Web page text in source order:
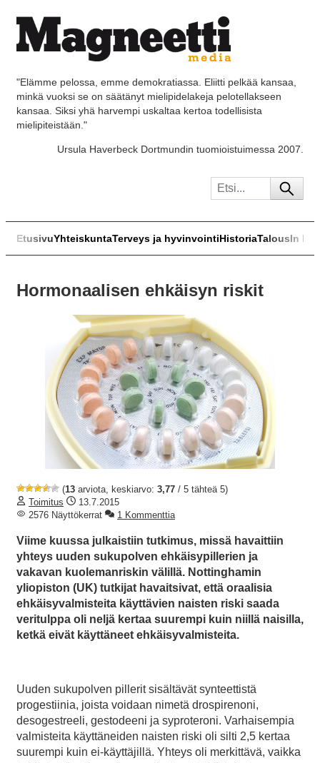
"Elämme pelossa, emme demokratiassa. Eliitti pelkää kansaa,
minkä vuoksi se on säätänyt mielipidelakeja pelotellakseen
kansaa. Siksi yhä harvempi uskaltaa kertoa todellisista
mielipiteistään."
Ursula Haverbeck Dortmundin tuomioistuimessa 2007.
EtusivuYhteiskuntaTerveys ja hyvinvointiHistoriaTalousIn
Hormonaalisen ehkäisyn riskit
(13 arviota, keskiarvo: 3,77 / 5 tähteä 5)
Toimitus
13.7.2015
2576 Näyttökerrat
1 Kommenttia
Viime kuussa julkaistiin tutkimus, missä havaittiin
yhteys uuden sukupolven ehkäisypillerien ja
vakavan kuolemanriskin välillä. Nottinghamin
yliopiston (UK) tutkijat havaitsivat, että oraalisia
ehkäisyvalmisteita käyttävien naisten riski saada
veritulppa oli neljä kertaa suurempi kuin niillä naisilla,
ketkä eivät käyttäneet ehkäisyvalmisteita.
Uuden sukupolven pillerit sisältävät synteettistä
progestiinia, joista voidaan nimetä drospirenoni,
desogestreeli, gestodeeni ja syproteroni. Varhaisempia
valmisteita käyttäneiden naisten riski oli silti 2,5 kertaa
suurempi kuin ei-käyttäjillä. Yhteys oli merkittävä, vaikka